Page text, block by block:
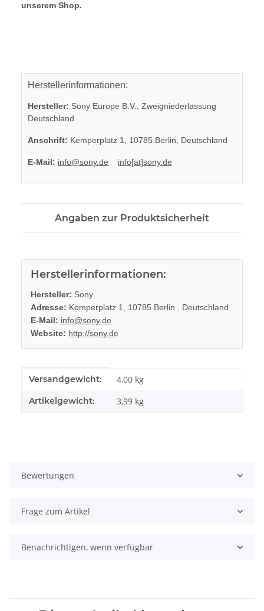
unserem Shop.
Herstellerinformationen:
Hersteller: Sony Europe B.V., Zweigniederlassung
Deutschland
Anschrift: Kemperplatz 1, 10785 Berlin, Deutschland
E-Mail: info@sony.de info[at]sony.de
Angaben zur Produktsicherheit
Herstellerinformationen:
Hersteller: Sony
Adresse: Kemperplatz 1, 10785 Berlin , Deutschland
E-Mail: info@sony.de
Website: http://sony.de
Produkteigenschaft
Wert
Versandgewicht: 4,00 kg
Artikelgewicht: 3,99 kg
Bewertungen
Frage zum Artikel
Benachrichtigen, wenn verfügbar